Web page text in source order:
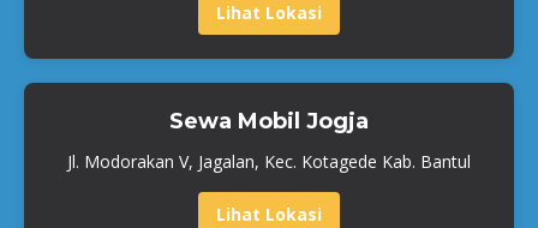
Lihat Lokasi
Sewa Mobil Jogja
Jl. Modorakan V, Jagalan, Kec. Kotagede Kab. Bantul
Lihat Lokasi